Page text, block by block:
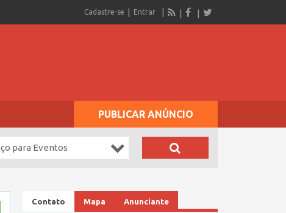
Cadastre-se Entrar
PUBLICAR ANÚNCIO
para Eventos
Contato Mapa Anunciante